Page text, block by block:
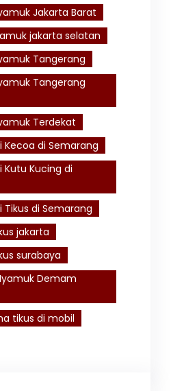
Jakarta Barat
jakarta selatan
Tangerang
Tangerang
Terdekat
Kecoa di Semarang
Kutu Kucing di
di Semarang
jakarta
surabaya
Demam
tikus di mobil